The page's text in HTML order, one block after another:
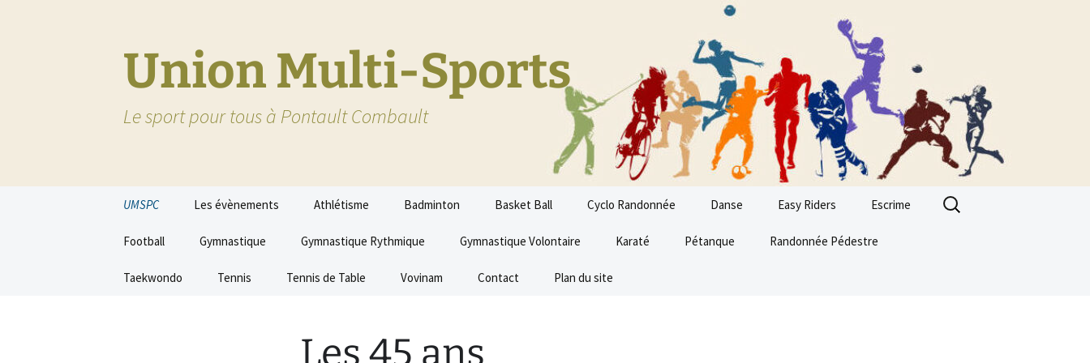
Union Multi-Sports
Le sport pour tous à Pontault Combault
contenu
UMSPC
Les permanences
Les dirigeants
le règlement intérieur
Les évènements
Vœux 2020
Vœux 2019
Athlétisme Badminton Basket Ball Cyclo Randonnée Danse Easy Riders Escrime
Football Gymnastique Gymnastique Rythmique Gymnastique Volontaire Karaté Pétanque Randonnée Pédestre
Taekwondo Tennis Tennis de Table Vovinam Contact Plan du site
Rechercher :
Les 45 ans